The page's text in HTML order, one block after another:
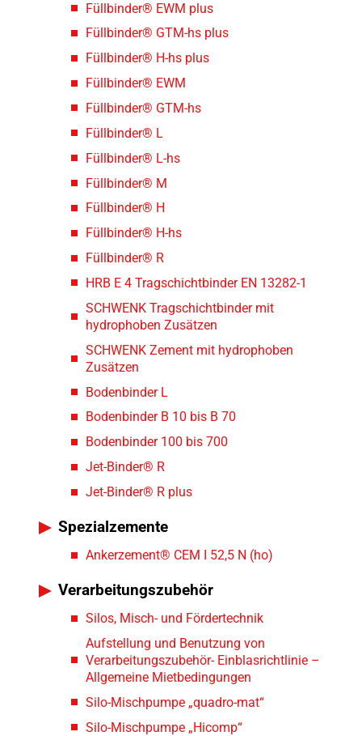
Füllbinder® EWM plus
Füllbinder® GTM-hs plus
Füllbinder® H-hs plus
Füllbinder® EWM
Füllbinder® GTM-hs
Füllbinder® L
Füllbinder® L-hs
Füllbinder® M
Füllbinder® H
Füllbinder® H-hs
Füllbinder® R
HRB E 4 Tragschichtbinder EN 13282-1
SCHWENK Tragschichtbinder mit
hydrophoben Zusätzen
SCHWENK Zement mit hydrophoben
Zusätzen
Bodenbinder L
Bodenbinder B 10 bis B 70
Bodenbinder 100 bis 700
Jet-Binder® R
Jet-Binder® R plus
Spezialzemente
Ankerzement® CEM I 52,5 N (ho)
Verarbeitungszubehör
Silos, Misch- und Fördertechnik
Aufstellung und Benutzung von
Verarbeitungszubehör- Einblasrichtlinie –
Allgemeine Mietbedingungen
Silo-Mischpumpe „quadro-mat“
Silo-Mischpumpe „Hicomp“